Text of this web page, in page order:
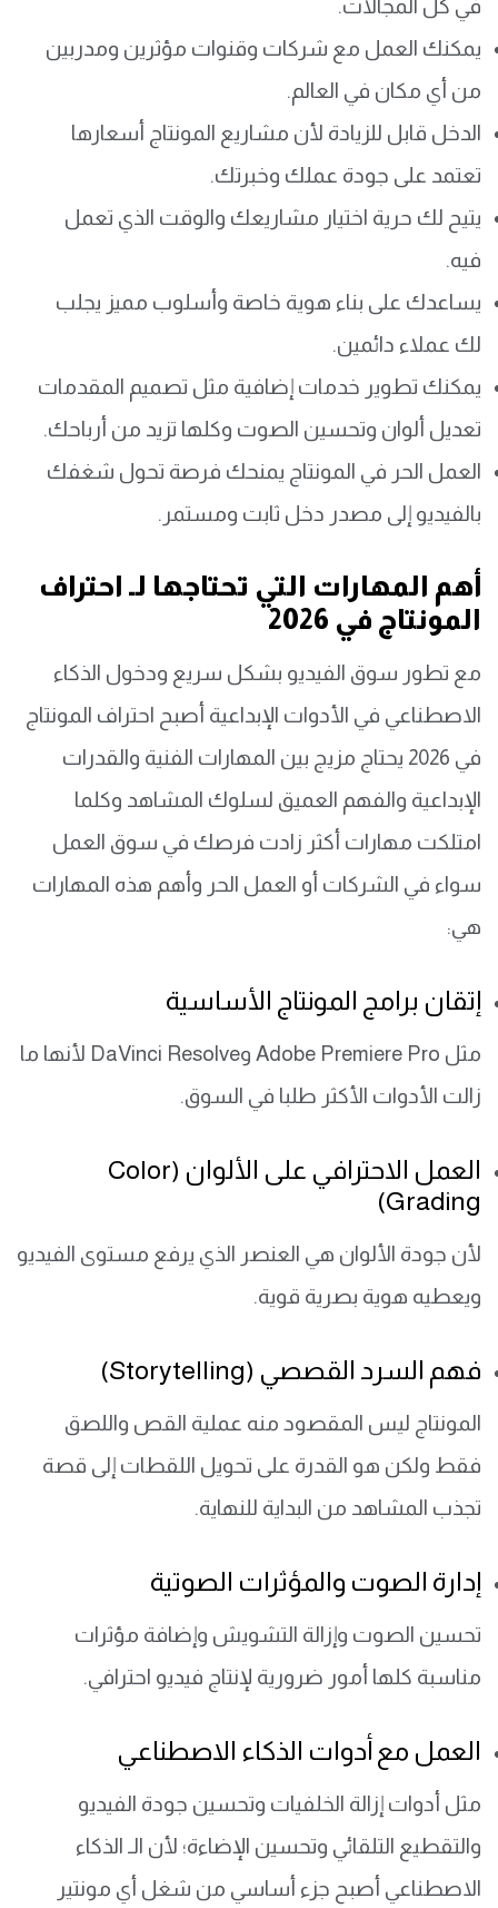
في كل المجالات.
يمكنك العمل مع شركات وقنوات مؤثرين ومدربين
من أي مكان في العالم.
الدخل قابل للزيادة لأن مشاريع المونتاج أسعارها
تعتمد على جودة عملك وخبرتك.
يتيح لك حرية اختيار مشاريعك والوقت الذي تعمل
فيه.
يساعدك على بناء هوية خاصة وأسلوب مميز يجلب
لك عملاء دائمين.
يمكنك تطوير خدمات إضافية مثل تصميم المقدمات
تعديل ألوان وتحسين الصوت وكلها تزيد من أرباحك.
العمل الحر في المونتاج يمنحك فرصة تحول شغفك
بالفيديو إلى مصدر دخل ثابت ومستمر.
أهم المهارات التي تحتاجها لـ احتراف
المونتاج في 2026
مع تطور سوق الفيديو بشكل سريع ودخول الذكاء
الاصطناعي في الأدوات الإبداعية أصبح احتراف المونتاج
في 2026 يحتاج مزيج بين المهارات الفنية والقدرات
الإبداعية والفهم العميق لسلوك المشاهد وكلما
امتلكت مهارات أكثر زادت فرصك في سوق العمل
سواء في الشركات أو العمل الحر وأهم هذه المهارات
هي:
إتقان برامج المونتاج الأساسية
مثل Adobe Premiere Pro وDaVinci Resolve لأنها ما
زالت الأدوات الأكثر طلبا في السوق.
العمل الاحترافي على الألوان (Color
Grading)
لأن جودة الألوان هي العنصر الذي يرفع مستوى الفيديو
ويعطيه هوية بصرية قوية.
فهم السرد القصصي (Storytelling)
المونتاج ليس المقصود منه عملية القص واللصق
فقط ولكن هو القدرة على تحويل اللقطات إلى قصة
تجذب المشاهد من البداية للنهاية.
إدارة الصوت والمؤثرات الصوتية
تحسين الصوت وإزالة التشويش وإضافة مؤثرات
مناسبة كلها أمور ضرورية لإنتاج فيديو احترافي.
العمل مع أدوات الذكاء الاصطناعي
مثل أدوات إزالة الخلفيات وتحسين جودة الفيديو
والتقطيع التلقائي وتحسين الإضاءة؛ لأن الـ الذكاء
الاصطناعي أصبح جزء أساسي من شغل أي مونتير